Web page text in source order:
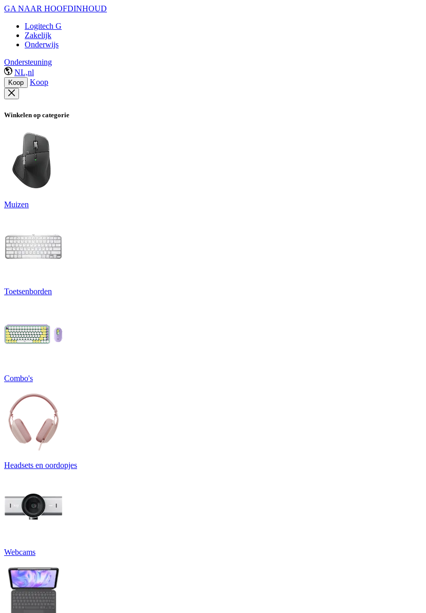
GA NAAR HOOFDINHOUD
Logitech G
Zakelijk
Onderwijs
Ondersteuning
NL,nl
Koop Koop
Winkelen op categorie
Muizen
Toetsenborden
Combo's
Headsets en oordopjes
Webcams